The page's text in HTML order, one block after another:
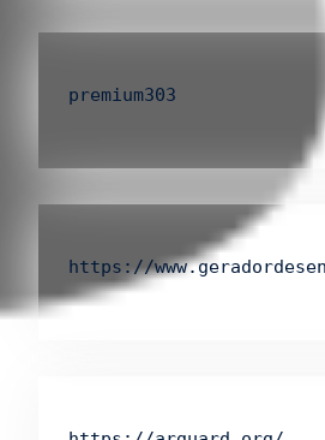
premium303
https://